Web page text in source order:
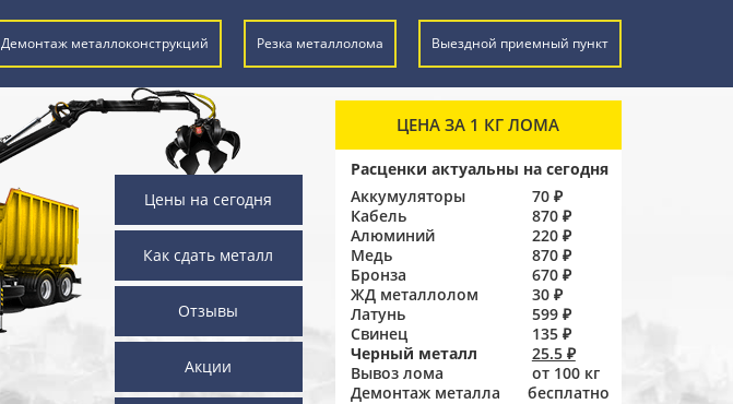
Демонтаж металлоконструкций Резка металлолома Выездной приемный пункт
ЦЕНА ЗА 1 КГ ЛОМА
Расценки актуальны на сегодня
Аккумуляторы
70 ₽
Кабель
870 ₽
Алюминий
220 ₽
Медь
870 ₽
Бронза
670 ₽
ЖД металлолом
30 ₽
Латунь
599 ₽
Свинец
135 ₽
Черный металл
25.5 ₽
Вывоз лома
от 100 кг
Демонтаж металла
бесплатно
Цены на сегодня
Как сдать металл
Отзывы
Акции